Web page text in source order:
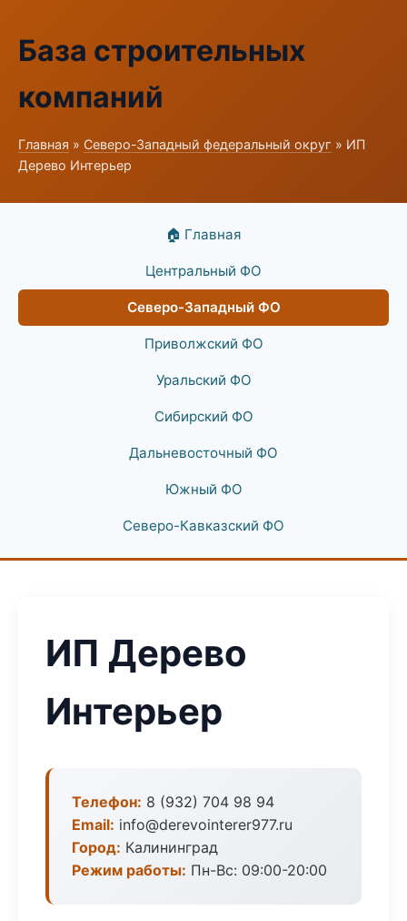
База строительных
компаний
Главная » Северо-Западный федеральный округ » ИП
Дерево Интерьер
🏠 Главная
Центральный ФО
Северо-Западный ФО
Приволжский ФО
Уральский ФО
Сибирский ФО
Дальневосточный ФО
Южный ФО
Северо-Кавказский ФО
ИП Дерево
Интерьер
Телефон: 8 (932) 704 98 94
Email: info@derevointerer977.ru
Город: Калининград
Режим работы: Пн-Вс: 09:00-20:00